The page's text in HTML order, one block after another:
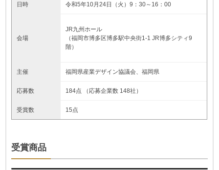
日時 令和5年10月24日（火）9：30～16：00
会場
JR九州ホール
（福岡市博多区博多駅中央街1-1 JR博多シティ9
階）
主催 福岡県産業デザイン協議会、福岡県
応募数 184点 （応募企業数 148社）
受賞数 15点
受賞商品